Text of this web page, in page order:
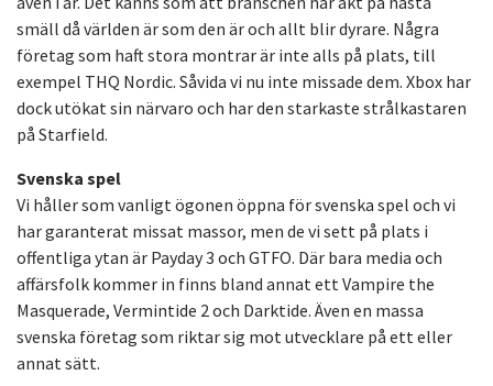
smäll då världen är som den är och allt blir dyrare. Några
företag som haft stora montrar är inte alls på plats, till
exempel THQ Nordic. Såvida vi nu inte missade dem. Xbox har
dock utökat sin närvaro och har den starkaste strålkastaren
på Starfield.
Svenska spel
Vi håller som vanligt ögonen öppna för svenska spel och vi
har garanterat missat massor, men de vi sett på plats i
offentliga ytan är Payday 3 och GTFO. Där bara media och
affärsfolk kommer in finns bland annat ett Vampire the
Masquerade, Vermintide 2 och Darktide. Även en massa
svenska företag som riktar sig mot utvecklare på ett eller
annat sätt.